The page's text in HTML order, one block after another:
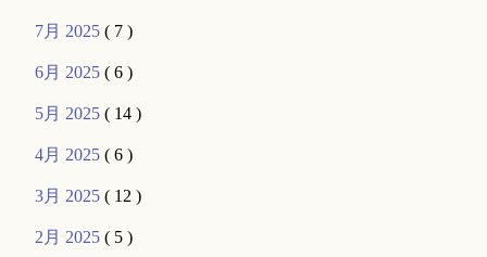
7月 2025( 7 )
6月 2025( 6 )
5月 2025( 14 )
4月 2025( 6 )
3月 2025( 12 )
2月 2025( 5 )